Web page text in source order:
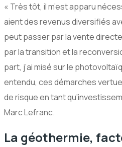
« Très tôt, il m’est apparu
aient des revenus diversifiés
peut passer par la vente
par la transition et la
part, j’ai misé sur le
entendu, ces démarches
de risque en tant
Marc Lefranc.
La géothermie,